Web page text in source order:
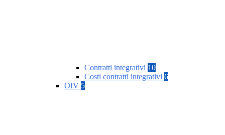
Contratti integrativi 10
Costi contratti integrativi 6
OIV 5